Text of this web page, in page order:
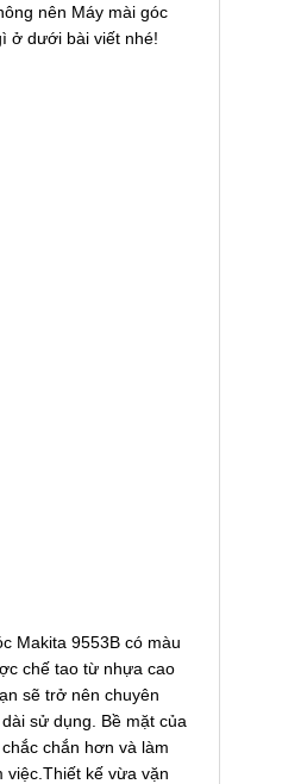
nên Máy mài góc
ở dưới bài viết nhé!
Makita 9553B có màu
chế tao từ nhựa cao
sẽ trở nên chuyên
sử dụng. Bề mặt của
chắn hơn và làm
việc.Thiết kế vừa vặn